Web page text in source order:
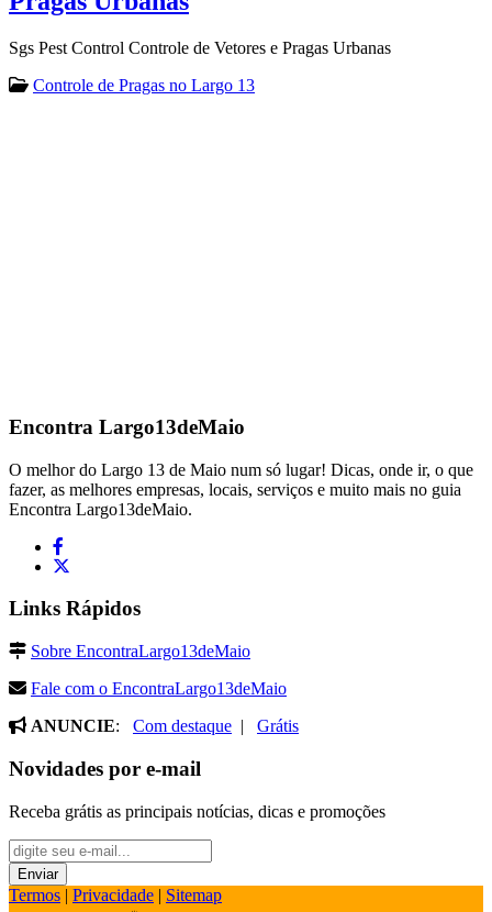
Sgs Pest Control Controle de Vetores e Pragas Urbanas
Controle de Pragas no Largo 13
Encontra Largo13deMaio
O melhor do Largo 13 de Maio num só lugar! Dicas, onde ir, o que
fazer, as melhores empresas, locais, serviços e muito mais no guia
Encontra Largo13deMaio.
Links Rápidos
Sobre EncontraLargo13deMaio
Fale com o EncontraLargo13deMaio
ANUNCIE: Com destaque | Grátis
Novidades por e-mail
Receba grátis as principais notícias, dicas e promoções
Termos | Privacidade | Sitemap